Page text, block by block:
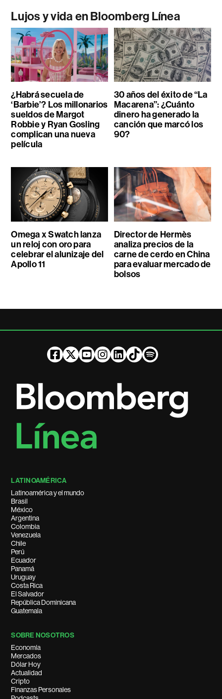
Lujos y vida en Bloomberg Línea
¿Habrá secuela de
‘Barbie’? Los millonarios
sueldos de Margot
Robbie y Ryan Gosling
complican una nueva
película
30 años del éxito de “La
Macarena”: ¿Cuánto
dinero ha generado la
canción que marcó los
90?
Omega x Swatch lanza
un reloj con oro para
celebrar el alunizaje del
Apollo 11
Director de Hermès
analiza precios de la
carne de cerdo en China
para evaluar mercado de
bolsos
LATINOAMÉRICA
Latinoamérica y el mundo
Brasil
México
Argentina
Colombia
Venezuela
Chile
Perú
Ecuador
Panamá
Uruguay
Costa Rica
El Salvador
República Dominicana
Guatemala
SOBRE NOSOTROS
Economía
Mercados
Dólar Hoy
Actualidad
Cripto
Finanzas Personales